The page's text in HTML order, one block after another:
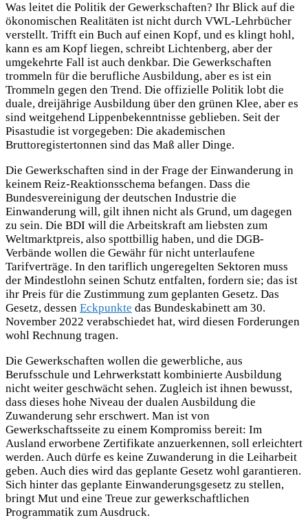
Was leitet die Politik der Gewerkschaften? Ihr Blick auf die
ökonomischen Realitäten ist nicht durch VWL-Lehrbücher
verstellt. Trifft ein Buch auf einen Kopf, und es klingt hohl,
kann es am Kopf liegen, schreibt Lichtenberg, aber der
umgekehrte Fall ist auch denkbar. Die Gewerkschaften
trommeln für die berufliche Ausbildung, aber es ist ein
Trommeln gegen den Trend. Die offizielle Politik lobt die
duale, dreijährige Ausbildung über den grünen Klee, aber es
sind weitgehend Lippenbekenntnisse geblieben. Seit der
Pisastudie ist vorgegeben: Die akademischen
Bruttoregistertonnen sind das Maß aller Dinge.
Die Gewerkschaften sind in der Frage der Einwanderung in
keinem Reiz-Reaktionsschema befangen. Dass die
Bundesvereinigung der deutschen Industrie die
Einwanderung will, gilt ihnen nicht als Grund, um dagegen
zu sein. Die BDI will die Arbeitskraft am liebsten zum
Weltmarktpreis, also spottbillig haben, und die DGB-
Verbände wollen die Gewähr für nicht unterlaufene
Tarifverträge. In den tariflich ungeregelten Sektoren muss
der Mindestlohn seinen Schutz entfalten, fordern sie; das ist
ihr Preis für die Zustimmung zum geplanten Gesetz. Das
Gesetz, dessen Eckpunkte das Bundeskabinett am 30.
November 2022 verabschiedet hat, wird diesen Forderungen
wohl Rechnung tragen.
Die Gewerkschaften wollen die gewerbliche, aus
Berufsschule und Lehrwerkstatt kombinierte Ausbildung
nicht weiter geschwächt sehen. Zugleich ist ihnen bewusst,
dass dieses hohe Niveau der dualen Ausbildung die
Zuwanderung sehr erschwert. Man ist von
Gewerkschaftsseite zu einem Kompromiss bereit: Im
Ausland erworbene Zertifikate anzuerkennen, soll erleichtert
werden. Auch dürfe es keine Zuwanderung in die Leiharbeit
geben. Auch dies wird das geplante Gesetz wohl garantieren.
Sich hinter das geplante Einwanderungsgesetz zu stellen,
bringt Mut und eine Treue zur gewerkschaftlichen
Programmatik zum Ausdruck.